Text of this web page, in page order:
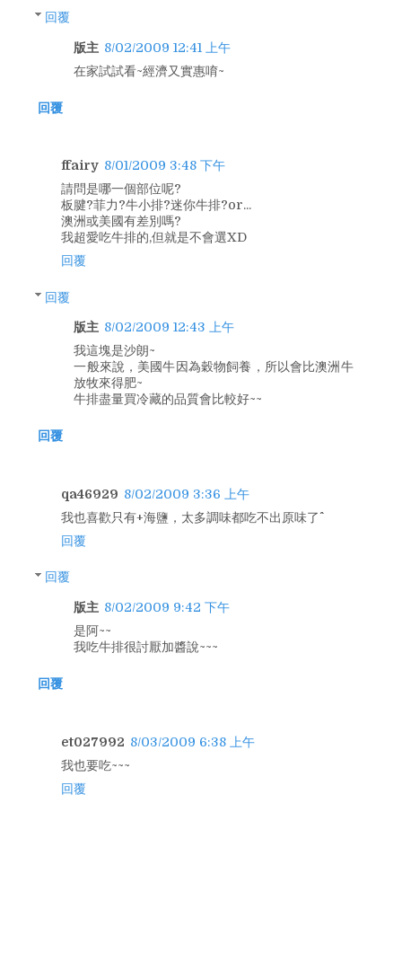
回覆
版主 8/02/2009 12:41 上午
在家試試看~經濟又實惠唷~
回覆
ffairy 8/01/2009 3:48 下午
請問是哪一個部位呢?
板腱?菲力?牛小排?迷你牛排?or...
澳洲或美國有差別嗎?
我超愛吃牛排的,但就是不會選XD
回覆
回覆
版主 8/02/2009 12:43 上午
我這塊是沙朗~
一般來說，美國牛因為穀物飼養，所以會比澳洲牛
放牧來得肥~
牛排盡量買冷藏的品質會比較好~~
回覆
qa46929 8/02/2009 3:36 上午
我也喜歡只有+海鹽，太多調味都吃不出原味了^^
回覆
回覆
版主 8/02/2009 9:42 下午
是阿~~
我吃牛排很討厭加醬說~~~
回覆
et027992 8/03/2009 6:38 上午
我也要吃~~~
回覆